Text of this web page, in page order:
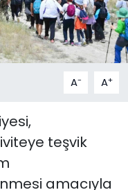
A- A+
teşvik
amacıyla